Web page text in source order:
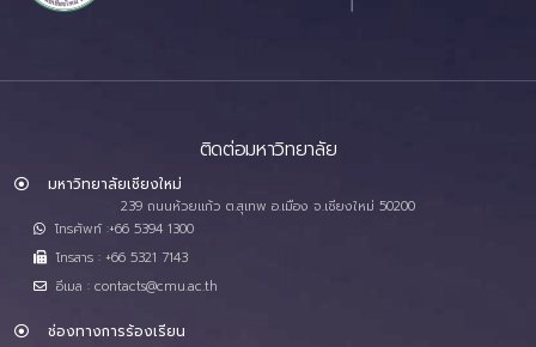
ติดต่อมหาวิทยาลัย
มหาวิทยาลัยเชียงใหม่
239 ถนนห้วยแก้ว ต.สุเทพ อ.เมือง จ.เชียงใหม่ 50200
โทรศัพท์ :+66 5394 1300
โทรสาร : +66 5321 7143
อีเมล : contacts@cmu.ac.th
ช่องทางการร้องเรียน